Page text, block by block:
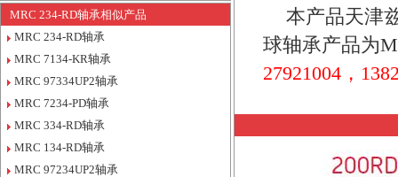
MRC 234-RD轴承相似产品
MRC 234-RD轴承
MRC 7134-KR轴承
MRC 97334UP2轴承
MRC 7234-PD轴承
MRC 334-RD轴承
MRC 134-RD轴承
MRC 97234UP2轴承
本产品天津
球轴承产品为
27921004，